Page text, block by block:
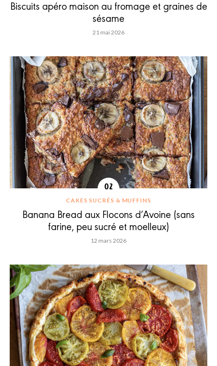
Biscuits apéro maison au fromage et graines de
sésame
21 mai 2026
CAKES SUCRÉS & MUFFINS
Banana Bread aux Flocons d’Avoine (sans
farine, peu sucré et moelleux)
12 mars 2026